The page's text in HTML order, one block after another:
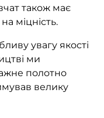
також має
міцність.
увагу якості
ми
полотно
велику